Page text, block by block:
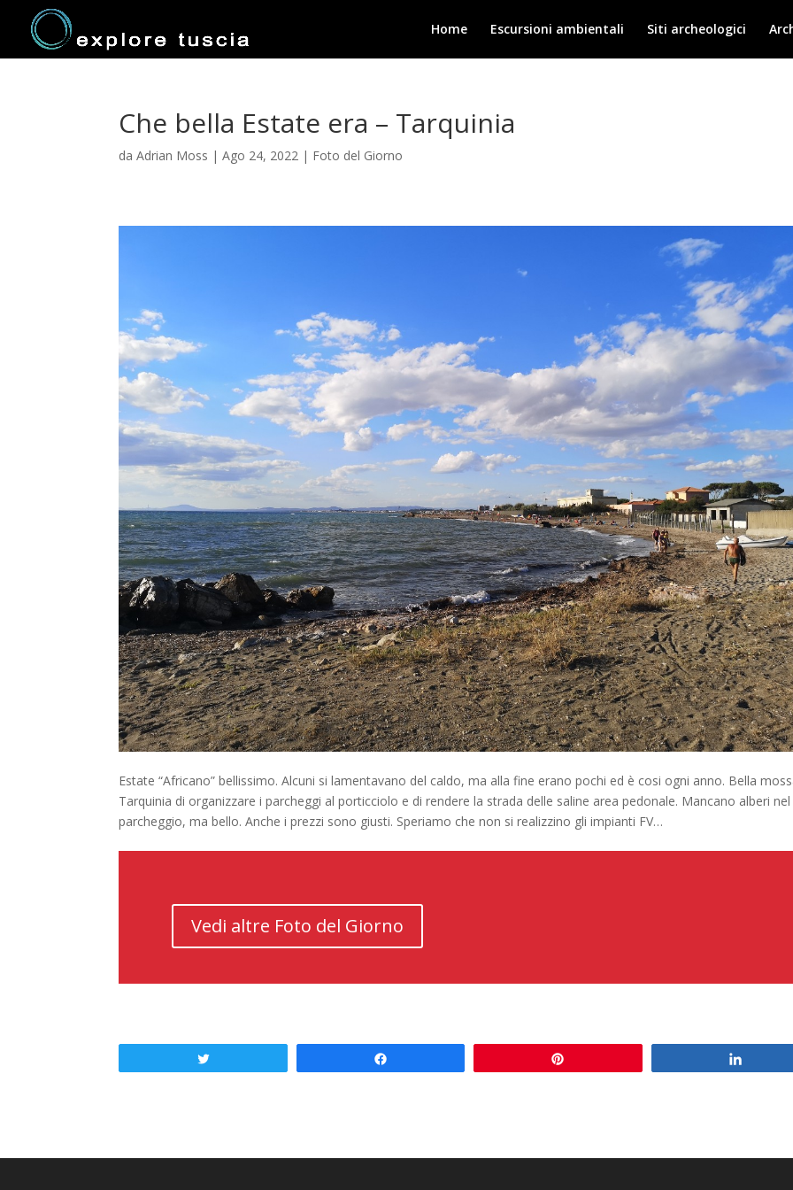
Home Escursioni ambientali Siti archeologici
Che bella Estate era – Tarquinia
daAdrian Moss |Ago 24, 2022 | Foto del Giorno
Estate “Africano” bellissimo. Alcuni si lamentavano del caldo, ma alla fine erano pochi ed è cosi ogni anno. Bella
Tarquinia di organizzare i parcheggi al porticciolo e di rendere la strada delle saline area pedonale. Mancano alberi nel
parcheggio, ma bello. Anche i prezzi sono giusti. Speriamo che non si realizzino gli impianti FV…
Vedi altre Foto del Giorno